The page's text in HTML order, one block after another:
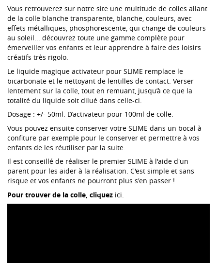
Vous retrouverez sur notre site une multitude de colles allant
de la colle blanche transparente, blanche, couleurs, avec
effets métalliques, phosphorescente, qui change de couleurs
au soleil... découvrez toute une gamme complète pour
émerveiller vos enfants et leur apprendre à faire des loisirs
créatifs très rigolo.
Le liquide magique activateur pour SLIME remplace le
bicarbonate et le nettoyant de lentilles de contact. Verser
lentement sur la colle, tout en remuant, jusqu’à ce que la
totalité du liquide soit dilué dans celle-ci.
Dosage : +/- 50ml. D’activateur pour 100ml de colle.
Vous pouvez ensuite conserver votre SLIME dans un bocal à
confiture par exemple pour le conserver et permettre à vos
enfants de les réutiliser par la suite.
Il est conseillé de réaliser le premier SLIME à l'aide d'un
parent pour les aider à la réalisation. C'est simple et sans
risque et vos enfants ne pourront plus s'en passer !
Pour trouver de la colle, cliquez ici